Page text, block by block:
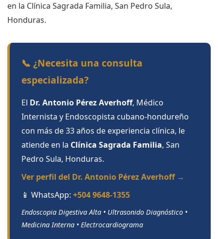
en la Clínica Sagrada Familia, San Pedro Sula,
Honduras.
📞 ¿Necesita una consulta
especializada?
El Dr. Antonio Pérez Averhoff, Médico
Internista y Endoscopista cubano-hondureño
con más de 33 años de experiencia clínica, le
atiende en la Clínica Sagrada Familia, San
Pedro Sula, Honduras.
Ver perfil del Dr. Antonio Pérez Averhoff →
📱 WhatsApp: +504 9648-1355
Endoscopia Digestiva Alta • Ultrasonido Diagnóstico •
Medicina Interna • Electrocardiograma